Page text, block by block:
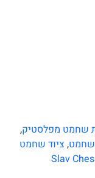
שחמט מפלסטיק,
שחמט, ציוד שחמט
Slav